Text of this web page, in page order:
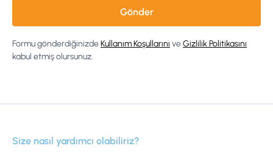
Formu gönderdiğinizdeKullanım Koşullarını veGizlilik Politikasını
kabul etmiş olursunuz.
Size nasıl yardımcı olabiliriz?